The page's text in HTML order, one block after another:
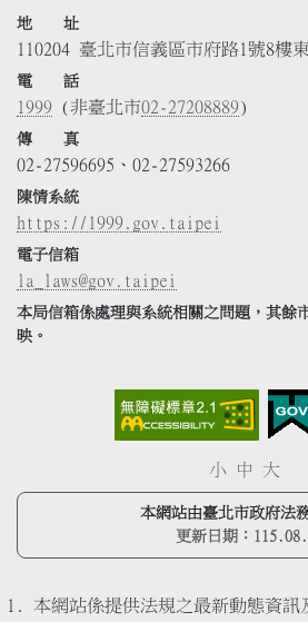
地 址
110204 臺北市信義區市府路1號8樓
電 話
1999 (非臺北市02-27208889)
傳 真
02-27596695、02-27593266
陳情系統
https://1999.gov.taipei
電子信箱
la_laws@gov.taipei
本局信箱係處理與系統相關之問題，其餘
映。
小 中 大
本網站由臺北市政府法
更新日期：
本網站係提供法規之最新動態資訊